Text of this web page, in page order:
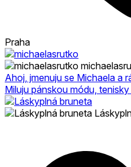
Praha
Ahoj, jmenuju se Michaela a
Miluju pánskou módu,